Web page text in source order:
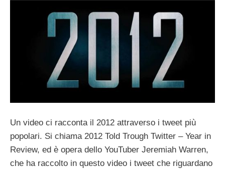
Un video ci racconta il 2012 attraverso i tweet più
popolari. Si chiama 2012 Told Trough Twitter – Year in
Review, ed è opera dello YouTuber Jeremiah Warren,
che ha raccolto in questo video i tweet che riguardano